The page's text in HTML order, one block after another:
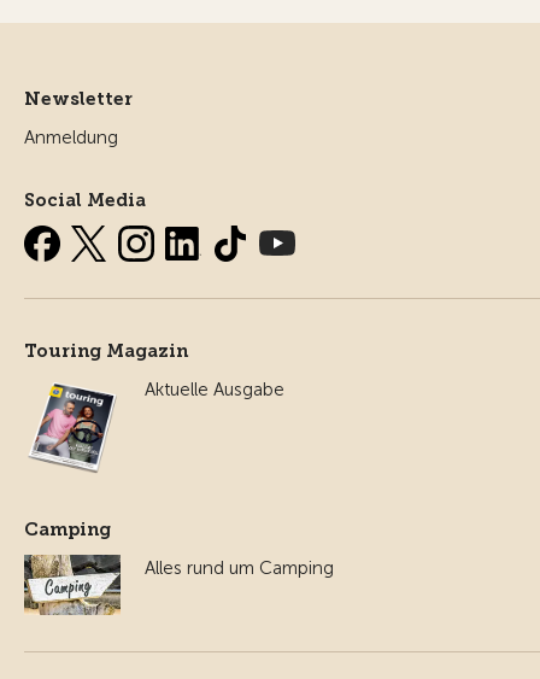
Newsletter
Anmeldung
Social Media
Touring Magazin
Aktuelle Ausgabe
Camping
Alles rund um Camping